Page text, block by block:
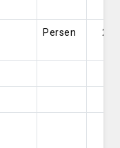
Persen 29